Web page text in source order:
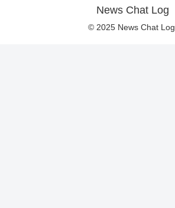
News Chat Log
© 2025 News Chat Log.